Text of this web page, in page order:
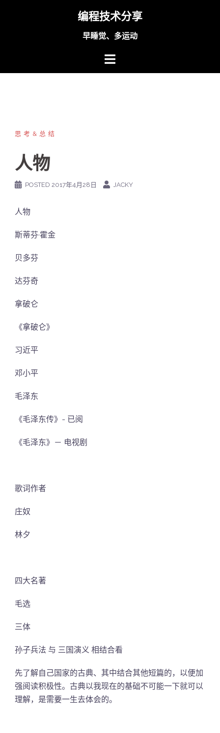
编程技术分享
早睡觉、多运动
思考&总结
人物
POSTED 2017年4月28日 JACKY
人物
斯蒂芬·霍金
贝多芬
达芬奇
拿破仑
《拿破仑》
习近平
邓小平
毛泽东
《毛泽东传》- 已阅
《毛泽东》－ 电视剧
歌词作者
庄奴
林夕
四大名著
毛选
三体
孙子兵法 与 三国演义 相结合看
先了解自己国家的古典、其中结合其他短篇的，以便加
强阅读积极性。古典以我现在的基础不可能一下就可以
理解，是需要一生去体会的。